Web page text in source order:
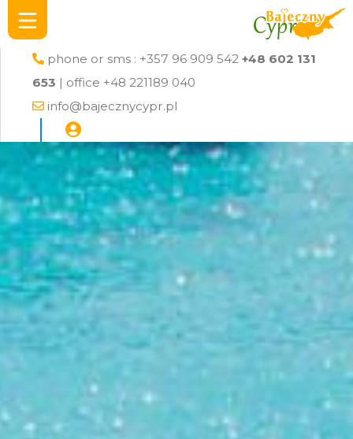
phone or sms : +357 96 909 542 +48 602 131
653 | office +48 221189 040
info@bajecznycypr.pl